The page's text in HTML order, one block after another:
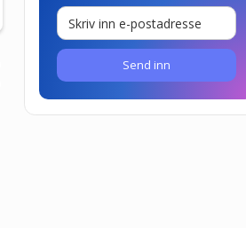
Send inn